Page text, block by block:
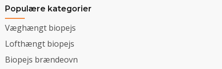
Populære kategorier
Væghængt biopejs
Lofthængt biopejs
Biopejs brændeovn